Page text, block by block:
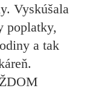
Vyskúšala
poplatky,
a tak